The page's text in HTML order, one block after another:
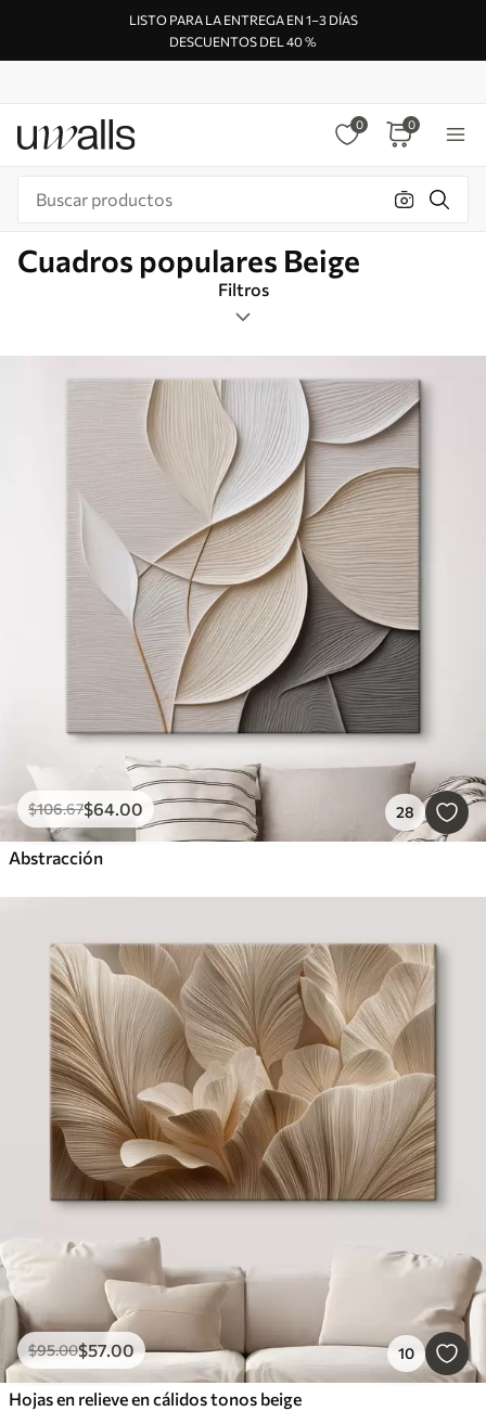
LISTO PARA LA ENTREGA EN 1–3 DÍAS
DESCUENTOS DEL 40 %
0 0
Cuadros populares Beige
Filtros
Etiquetas
Formato de imagen
Beige
Popular canvas
Más popular
Borrar todos los filtros
$106.67$64.00 28
Abstracción
$95.00$57.00 10
Hojas en relieve en cálidos tonos beige